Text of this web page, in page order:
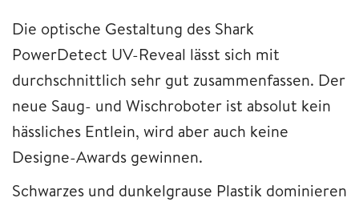
Die optische Gestaltung des Shark
PowerDetect UV-Reveal lässt sich mit
durchschnittlich sehr gut zusammenfassen. Der
neue Saug- und Wischroboter ist absolut kein
hässliches Entlein, wird aber auch keine
Designe-Awards gewinnen.
Schwarzes und dunkelgrause Plastik dominieren